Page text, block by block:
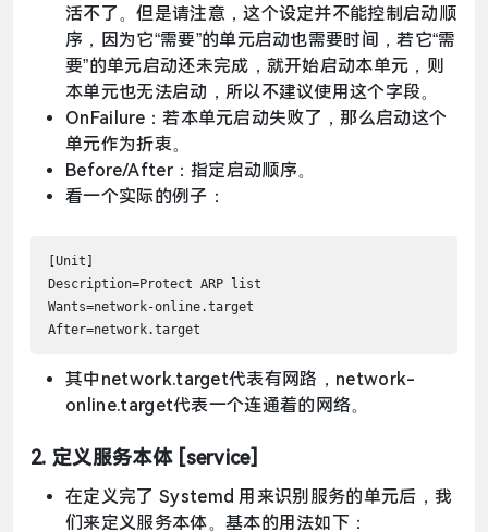
活不了。但是请注意，这个设定并不能控制启动顺
序，因为它“需要”的单元启动也需要时间，若它“需
要”的单元启动还未完成，就开始启动本单元，则
本单元也无法启动，所以不建议使用这个字段。
OnFailure：若本单元启动失败了，那么启动这个
单元作为折衷。
Before/After：指定启动顺序。
看一个实际的例子：
[Unit]
Description=Protect ARP list
Wants=network-online.target
After=network.target
其中network.target代表有网路，network-
online.target代表一个连通着的网络。
2. 定义服务本体 [service]
在定义完了 Systemd 用来识别服务的单元后，我
们来定义服务本体。基本的用法如下：